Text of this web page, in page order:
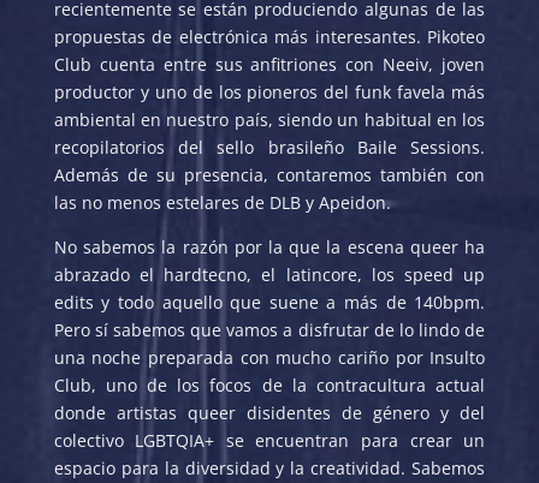
recientemente se están produciendo algunas de las
propuestas de electrónica más interesantes. Pikoteo
Club cuenta entre sus anfitriones con Neeiv, joven
productor y uno de los pioneros del funk favela más
ambiental en nuestro país, siendo un habitual en los
recopilatorios del sello brasileño Baile Sessions.
Además de su presencia, contaremos también con
las no menos estelares de DLB y Apeidon.
No sabemos la razón por la que la escena queer ha
abrazado el hardtecno, el latincore, los speed up
edits y todo aquello que suene a más de 140bpm.
Pero sí sabemos que vamos a disfrutar de lo lindo de
una noche preparada con mucho cariño por Insulto
Club, uno de los focos de la contracultura actual
donde artistas queer disidentes de género y del
colectivo LGBTQIA+ se encuentran para crear un
espacio para la diversidad y la creatividad. Sabemos